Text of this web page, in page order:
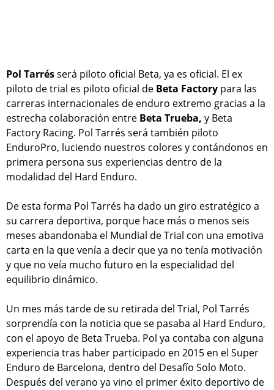
Pol Tarrésserá piloto oficial Beta, ya es oficial. El ex
piloto de trial es piloto oficial de Beta Factory para las
carreras internacionales de enduro extremo gracias a la
estrecha colaboración entre Beta Trueba, y Beta
Factory Racing. Pol Tarrés será también piloto
EnduroPro, luciendo nuestros colores y contándonos en
primera persona sus experiencias dentro de la
modalidad del Hard Enduro.
De esta forma Pol Tarrés ha dado un giro estratégico a
su carrera deportiva, porque hace más o menos seis
meses abandonaba el Mundial de Trial con una emotiva
carta en la que venía a decir que ya no tenía motivación
y que no veía mucho futuro en la especialidad del
equilibrio dinámico.
Un mes más tarde de su retirada del Trial, Pol Tarrés
sorprendía con la noticia que se pasaba al Hard Enduro,
con el apoyo de Beta Trueba. Pol ya contaba con alguna
experiencia tras haber participado en 2015 en el Super
Enduro de Barcelona, dentro del Desafío Solo Moto.
Después del verano ya vino el primer éxito deportivo de